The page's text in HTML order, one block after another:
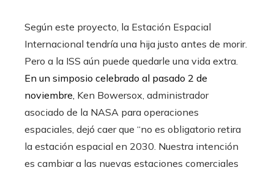
Según este proyecto, la Estación Espacial
Internacional tendría una hija justo antes de morir.
Pero a la ISS aún puede quedarle una vida extra.
En un simposio celebrado al pasado 2 de
noviembre, Ken Bowersox, administrador
asociado de la NASA para operaciones
espaciales, dejó caer que “no es obligatorio retira
la estación espacial en 2030. Nuestra intención
es cambiar a las nuevas estaciones comerciales